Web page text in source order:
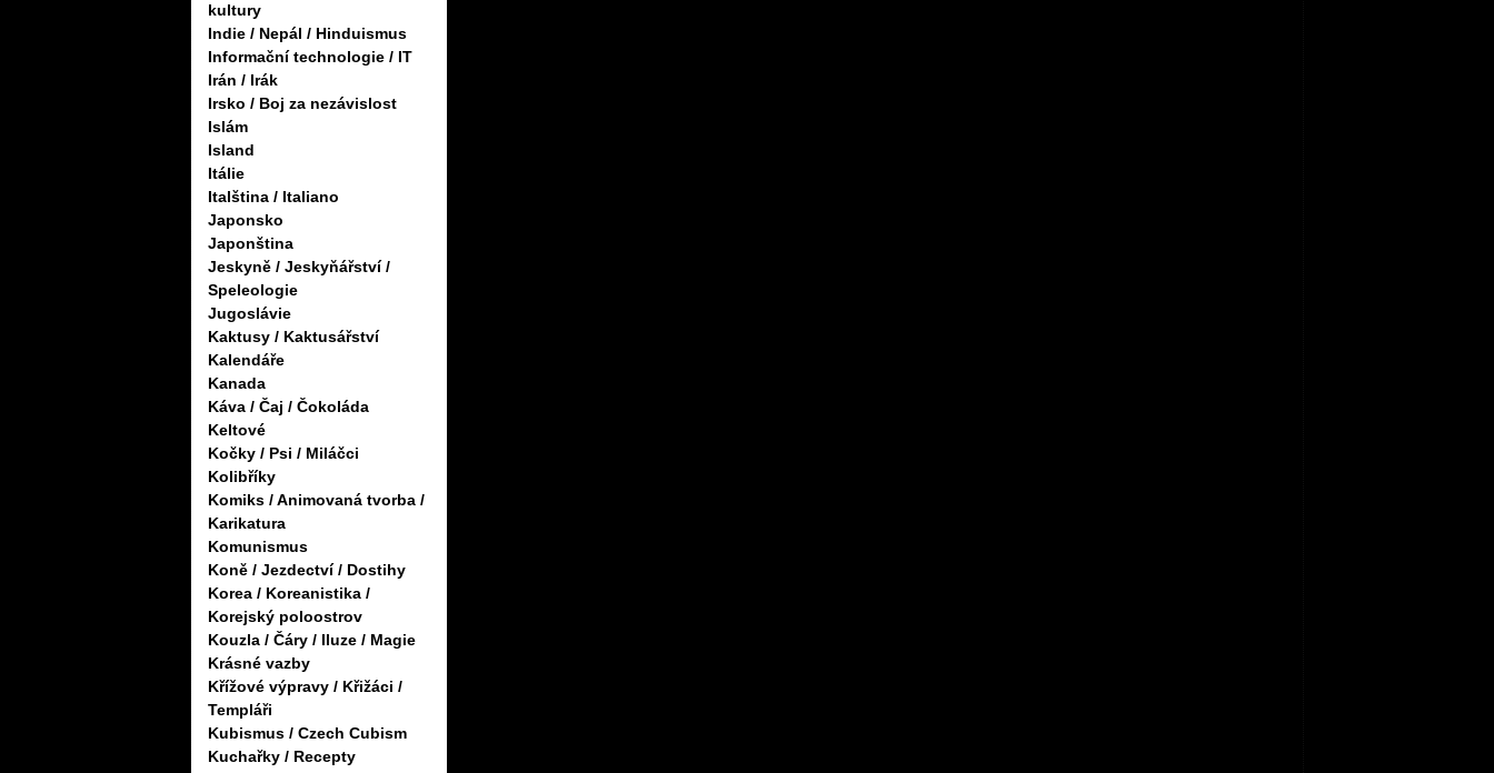
kultury
Indie / Nepál / Hinduismus
Informační technologie / IT
Irán / Irák
Irsko / Boj za nezávislost
Islám
Island
Itálie
Italština / Italiano
Japonsko
Japonština
Jeskyně / Jeskyňářství /
Speleologie
Jugoslávie
Kaktusy / Kaktusářství
Kalendáře
Kanada
Káva / Čaj / Čokoláda
Keltové
Kočky / Psi / Miláčci
Kolibříky
Komiks / Animovaná tvorba /
Karikatura
Komunismus
Koně / Jezdectví / Dostihy
Korea / Koreanistika /
Korejský poloostrov
Kouzla / Čáry / Iluze / Magie
Krásné vazby
Křížové výpravy / Křižáci /
Templáři
Kubismus / Czech Cubism
Kuchařky / Recepty